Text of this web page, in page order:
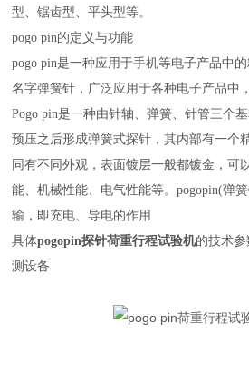
型、锯齿型、平头型等。
pogo pin的定义与功能
pogo pin是一种应用于手机等电子产品中
名字弹簧针，广泛应用于各种电子产品中
Pogo pin是一种由针轴、弹簧、针管三个
预压之后形成弹簧式探针，其内部有一个
同有不同外观，表面镀层一般都镀金，可
能、机械性能、电气性能等。pogopin(弹
输，即充电、导电的作用
具体pogopin探针荷重行程试验机的技术参
测设备